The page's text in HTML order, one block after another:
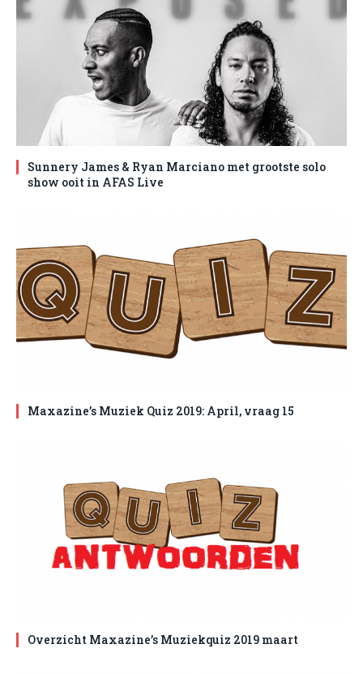
Sunnery James & Ryan Marciano met grootste solo
show ooit in AFAS Live
Maxazine’s Muziek Quiz 2019: April, vraag 15
Overzicht Maxazine’s Muziekquiz 2019 maart